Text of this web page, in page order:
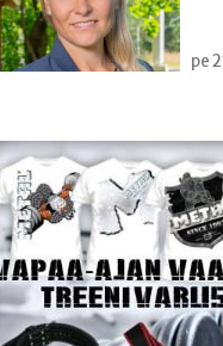
pe